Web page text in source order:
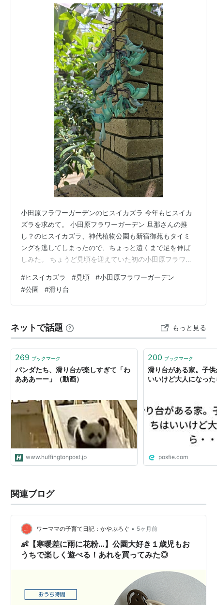
小田原フラワーガーデンのヒスイカズラ 今年もヒスイカ
ズラを求めて。 小田原フラワーガーデン 旦那さんの推
し？のヒスイカズラ、神代植物公園も新宿御苑もタイミ
ングを逃してしまったので、ちょっと遠くまで足を伸ば
しみた。 ちょうど見頃を迎えていた初の小田原フラワー
いい香りがするから虫がたくさん居て、お花好きの虫嫌
いの私阿鼻叫喚。 ヒスイカズラの写真一見綺麗に撮れて
るけど、拡大してはいけないよ…。 たまに自宅でヒスイ
なぁ♡」って能天気に思ってたけど、これは無理だわ。
いい香りだもんね…。虫も好きだよそ…
#ヒスイカズラ #見頃 #小田原フラワーガーデン
#公園 #滑り台
ネットで話題 もっと見る
269 ブックマーク
パンダたち、滑り台が楽しすぎて「わ
あああーー」（動画）
www.huffingtonpost.jp
200 ブックマーク
滑り台がある家。子
いいけど大人になっ
posfie.com
関連ブログ
ワーママの子育て日記：かやぶろぐ • 5ヶ月前
👶【寒暖差に雨に花粉…】公園大好き１歳児もお
うちで楽しく遊べる！あれを買ってみた◎